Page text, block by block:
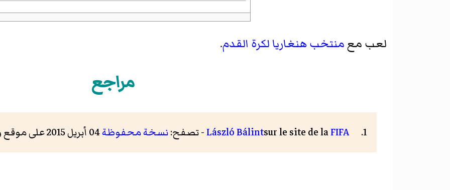
لعب معمنتخب هنغاريا لكرة القدم.
مراجع
László Bálintsur le site de laFIFA - تصفح:نسخة محفوظة04 أبريل 2015 على موقع واي باك مشين.